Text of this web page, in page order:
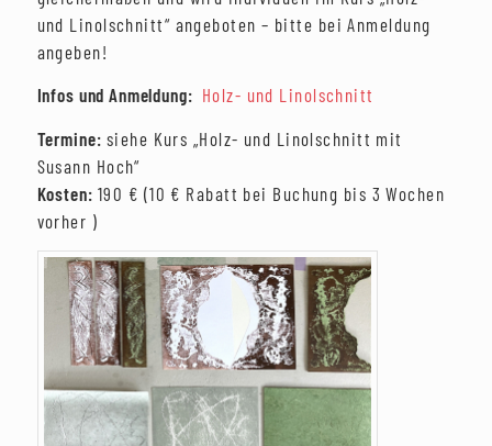
und Linolschnitt“ angeboten – bitte bei Anmeldung
angeben!
Infos und Anmeldung: Holz- und Linolschnitt
Termine: siehe Kurs „Holz- und Linolschnitt mit
Susann Hoch“
Kosten: 190 € (10 € Rabatt bei Buchung bis 3 Wochen
vorher )